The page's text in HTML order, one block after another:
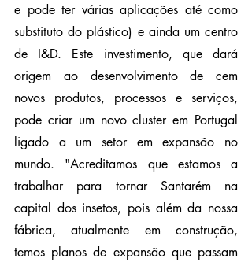
e pode ter várias aplicações até como
substituto do plástico) e ainda um centro
de I&D. Este investimento, que dará
origem ao desenvolvimento de cem
novos produtos, processos e serviços,
pode criar um novo cluster em Portugal
ligado a um setor em expansão no
mundo. "Acreditamos que estamos a
trabalhar para tornar Santarém na
capital dos insetos, pois além da nossa
fábrica, atualmente em construção,
temos planos de expansão que passam